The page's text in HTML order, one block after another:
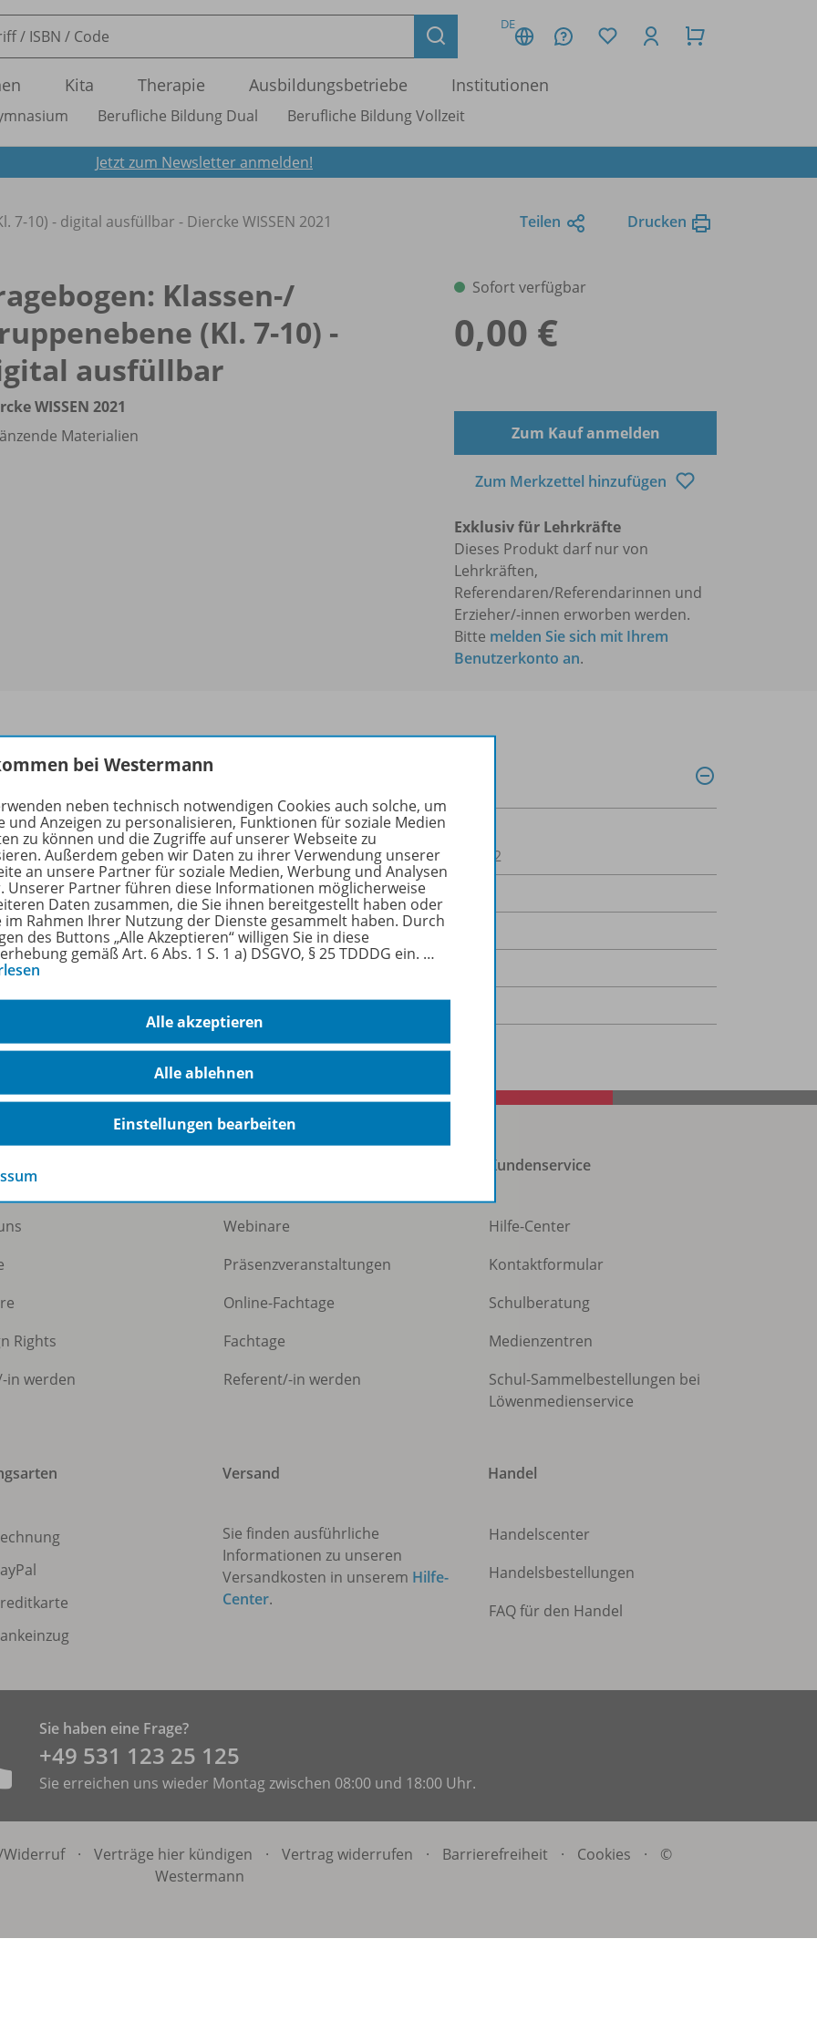
DE
Kita Therapie Ausbildungsbetriebe Institutionen
Berufliche Bildung Dual Berufliche Bildung Vollzeit
Jetzt zum Newsletter anmelden!
7-10) - digital ausfüllbar - Diercke WISSEN 2021 Teilen Drucken
Klassen-/
(Kl. 7-10) -
ausfüllbar
WISSEN 2021
Materialien
Sofort verfügbar
0,00 €
Zum Kauf anmelden
Zum Merkzettel hinzufügen
Exklusiv für Lehrkräfte
Dieses Produkt darf nur von
Lehrkräften,
Referendaren/Referendarinnen und
Erzieher/-innen erworben werden.
Bitte melden Sie sich mit Ihrem
Benutzerkonto an.
OD100060000642
4
am
05.02.2021
PDF-Dokument
Rights
-in werden
Webinare
Präsenzveranstaltungen
Online-Fachtage
Fachtage
Referent/-in werden
Kundenservice
Hilfe-Center
Kontaktformular
Schulberatung
Medienzentren
Schul-Sammelbestellungen bei
Löwenmedienservice
Versand
Sie finden ausführliche
Informationen zu unseren
Versandkosten in unserem Hilfe-
Center.
Handel
Handelscenter
Handelsbestellungen
FAQ für den Handel
Sie haben eine Frage?
+49 531 ­123 25 125
Sie erreichen uns wieder Montag zwischen 08:00 und 18:00 Uhr.
Widerruf · Verträge hier kündigen · Vertrag widerrufen · Barrierefreiheit · Cookies ·
©
Westermann
bei Westermann
neben technisch notwendigen Cookies auch solche, um
und Anzeigen zu personalisieren, Funktionen für soziale Medien
zu können und die Zugriffe auf unserer Webseite zu
Außerdem geben wir Daten zu ihrer Verwendung unserer
an unsere Partner für soziale Medien, Werbung und Analysen
Unserer Partner führen diese Informationen möglicherweise
Daten zusammen, die Sie ihnen bereitgestellt haben oder
im Rahmen Ihrer Nutzung der Dienste gesammelt haben. Durch
des Buttons „Alle Akzeptieren“ willigen Sie in diese
gemäß Art. 6 Abs. 1 S. 1 a) DSGVO, § 25 TDDDG ein. …
Alle akzeptieren
Alle ablehnen
Einstellungen bearbeiten